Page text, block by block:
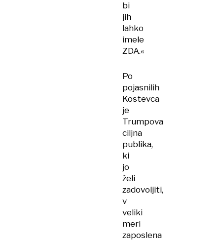
bi
jih
lahko
imele
ZDA.«
Po
pojasnilih
Kostevca
je
Trumpova
ciljna
publika,
ki
jo
želi
zadovoljiti,
v
veliki
meri
zaposlena